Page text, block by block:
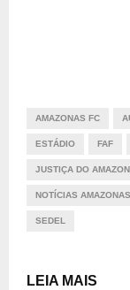
AMAZONAS FC
ESTÁDIO FAF
JUSTIÇA DO
NOTÍCIAS AMAZONAS
SEDEL
LEIA MAIS